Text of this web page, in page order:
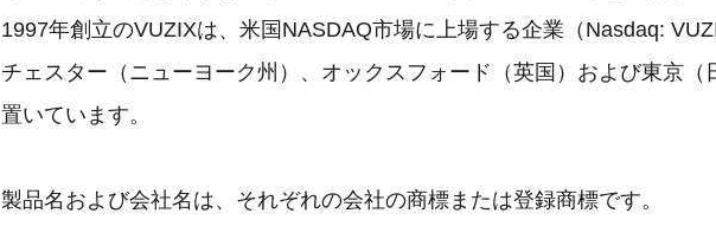
1997年創立のVUZIXは、米国NASDAQ市場に上場する企業（Nasdaq:
チェスター（ニューヨーク州）、オックスフォード（英国）および東京（
置いています。
製品名および会社名は、それぞれの会社の商標または登録商標です。